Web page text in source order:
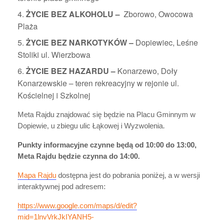
ŻYCIE BEZ ALKOHOLU – Zborowo, Owocowa
Plaża
ŻYCIE BEZ NARKOTYKÓW – Dopiewiec, Leśne
Stoliki ul. Wierzbowa
ŻYCIE BEZ HAZARDU – Konarzewo, Doły
Konarzewskie – teren rekreacyjny w rejonie ul.
Kościelnej i Szkolnej
Meta Rajdu znajdować się będzie na Placu Gminnym w
Dopiewie, u zbiegu ulic Łąkowej i Wyzwolenia.
Punkty informacyjne czynne będą od 10:00 do 13:00,
Meta Rajdu będzie czynna do 14:00.
Mapa Rajdu dostępna jest do pobrania poniżej, a w wersji
interaktywnej pod adresem:
https://www.google.com/maps/d/edit?
mid=1lnvVrkJkIYANH5-